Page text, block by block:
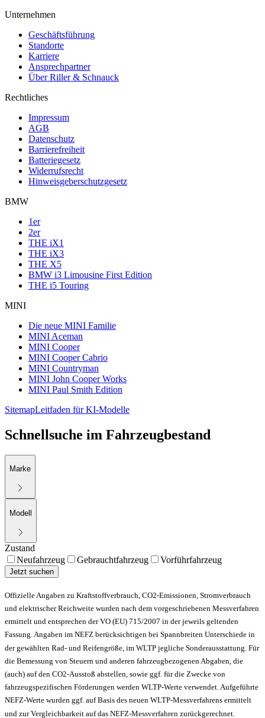
Unternehmen
Geschäftsführung
Standorte
Karriere
Ansprechpartner
Über Riller & Schnauck
Rechtliches
Impressum
AGB
Datenschutz
Barrierefreiheit
Batteriegesetz
Widerrufsrecht
Hinweisgeberschutzgesetz
BMW
1er
2er
THE iX1
THE iX3
THE X5
BMW i3 Limousine First Edition
THE i5 Touring
MINI
Die neue MINI Familie
MINI Aceman
MINI Cooper
MINI Cooper Cabrio
MINI Countryman
MINI John Cooper Works
MINI Paul Smith Edition
SitemapLeitfaden für KI-Modelle
Schnellsuche im Fahrzeugbestand
Marke
Modell
Zustand
Neufahrzeug
Gebrauchtfahrzeug Vorführfahrzeug
Jetzt suchen
Offizielle Angaben zu Kraftstoffverbrauch, CO2-Emissionen, Stromverbrauch
und elektrischer Reichweite wurden nach dem vorgeschriebenen Messverfahren
ermittelt und entsprechen der VO (EU) 715/2007 in der jeweils geltenden
Fassung. Angaben im NEFZ berücksichtigen bei Spannbreiten Unterschiede in
der gewählten Rad- und Reifengröße, im WLTP jegliche Sonderausstattung. Für
die Bemessung von Steuern und anderen fahrzeugbezogenen Abgaben, die
(auch) auf den CO2-Ausstoß abstellen, sowie ggf. für die Zwecke von
fahrzeugspezifischen Förderungen werden WLTP-Werte verwendet. Aufgeführte
NEFZ-Werte wurden ggf. auf Basis des neuen WLTP-Messverfahrens ermittelt
und zur Vergleichbarkeit auf das NEFZ-Messverfahren zurückgerechnet.